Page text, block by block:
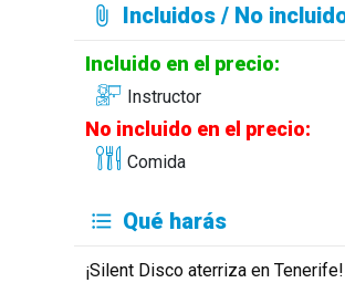
Incluidos / No
Incluido en el precio:
Instructor
No incluido en el precio:
Comida
Qué harás
¡Silent Disco aterriza en